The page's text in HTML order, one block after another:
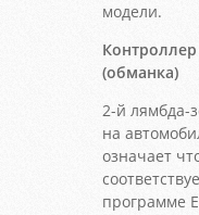
модели.
(обманка)
2-й лямбда-
на
означает
программе